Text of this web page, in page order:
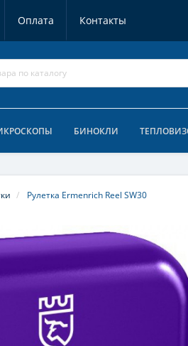
Оплата Контакты
БИНОКЛИ
Рулетка Ermenrich Reel SW30